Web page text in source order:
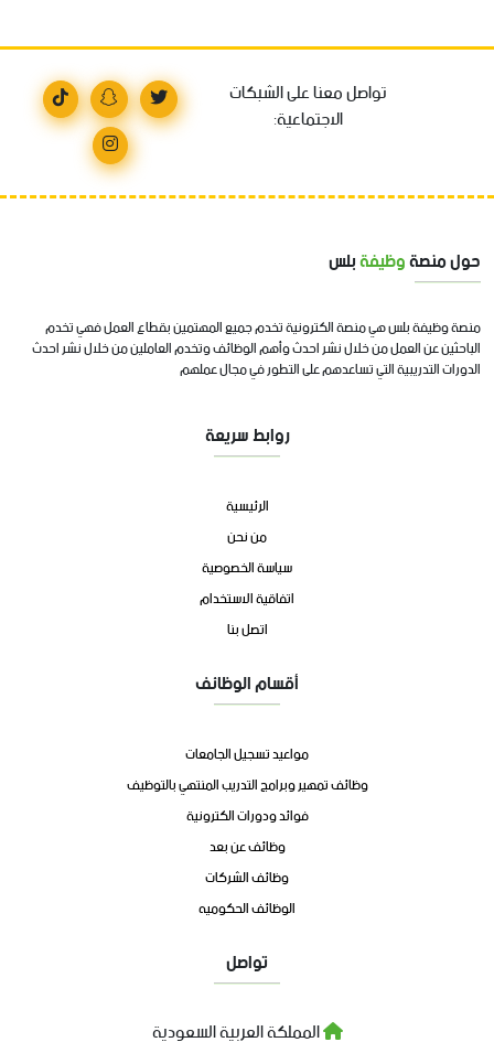
تواصل معنا على الشبكات
الاجتماعية:
حول منصةوظيفةبلس
منصة وظيفة بلس هي منصة الكترونية تخدم جميع المهتمين بقطاع العمل فهي تخدم
الباحثين عن العمل من خلال نشر احدث وأهم الوظائف وتخدم العاملين من خلال نشر احدث
الدورات التدريبية التي تساعدهم على التطور في مجال عملهم
روابط سريعة
الرئيسية
من نحن
سياسة الخصوصية
اتفاقية الاستخدام
اتصل بنا
أقسام الوظائف
مواعيد تسجيل الجامعات
وظائف تمهير وبرامج التدريب المنتهي بالتوظيف
فوائد ودورات الكترونية
وظائف عن بعد
وظائف الشركات
الوظائف الحكوميه
تواصل
المملكة العربية السعودية